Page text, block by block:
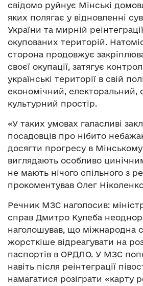
свідомо руйнує Мінські
яких полягає у відновленні
України та мирній
окупованих територій.
сторона продовжує
своєї окупації, затягує
українські території в свій
економічний, електоральний,
культурний простір.
«У таких умовах галасливі
посадовців про нібито
досягти прогресу в
виглядають особливо
не мають нічого спільного з
прокоментував Олег
Речник МЗС наголосив:
справ Дмитро Кулеба
наголошував, що міжнародна
жорсткіше відреагувати на
паспортів в ОРДЛО. У МЗС
навіть після реінтеграції
намагатися розіграти «карту